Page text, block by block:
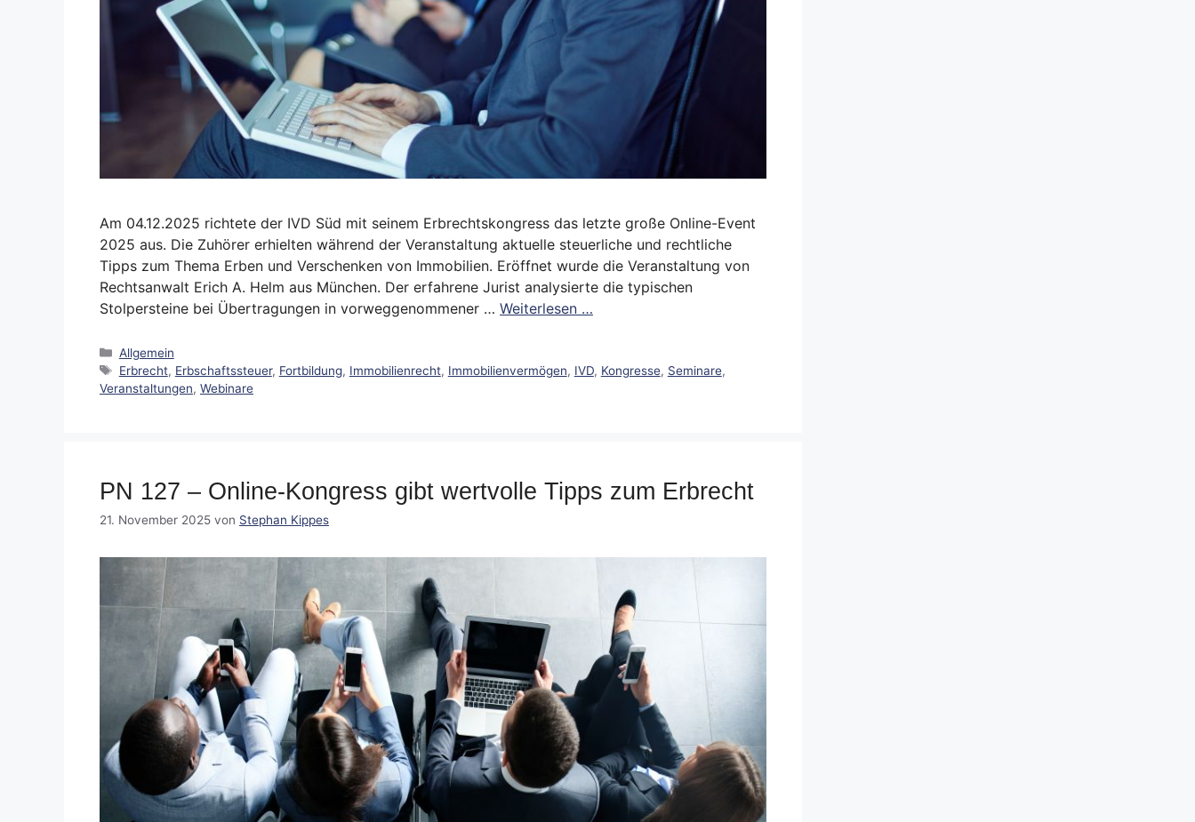
Am 04.12.2025 richtete der IVD Süd mit seinem Erbrechtskongress das letzte große Online-Event
2025 aus. Die Zuhörer erhielten während der Veranstaltung aktuelle steuerliche und rechtliche
Tipps zum Thema Erben und Verschenken von Immobilien. Eröffnet wurde die Veranstaltung von
Rechtsanwalt Erich A. Helm aus München. Der erfahrene Jurist analysierte die typischen
Stolpersteine bei Übertragungen in vorweggenommener … Weiterlesen …
Kategorien
Allgemein
Schlagwörter
Erbrecht, Erbschaftssteuer, Fortbildung, Immobilienrecht, Immobilienvermögen, IVD, Kongresse, Seminare,
Veranstaltungen, Webinare
PN 127 – Online-Kongress gibt wertvolle Tipps zum Erbrecht
21. November 2025 von Stephan Kippes